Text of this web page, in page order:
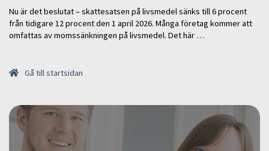
Nu är det beslutat – skattesatsen på livsmedel sänks till 6 procent
från tidigare 12 procent den 1 april 2026. Många företag kommer att
omfattas av momssänkningen på livsmedel. Det här …
Gå till startsidan